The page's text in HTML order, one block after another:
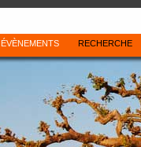
ÉVÈNEMENTS RECHERCHE